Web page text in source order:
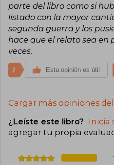
parte del libro como si
listado con la mayor
segunda guerra y los
hace que el relato sea en
veces.
1 Esta opinión es útil
Cargar más opiniones
¿Leíste este libro? Inicia
agregar tu propia